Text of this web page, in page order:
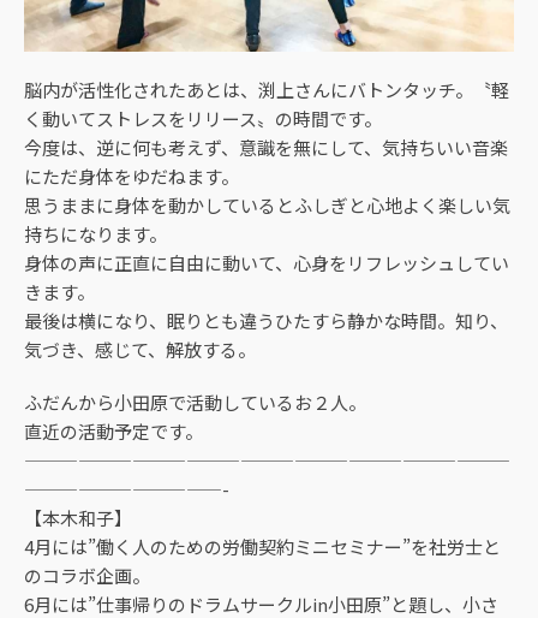
脳内が活性化されたあとは、渕上さんにバトンタッチ。〝軽
く動いてストレスをリリース〟の時間です。
今度は、逆に何も考えず、意識を無にして、気持ちいい音楽
にただ身体をゆだねます。
思うままに身体を動かしているとふしぎと心地よく楽しい気
持ちになります。
身体の声に正直に自由に動いて、心身をリフレッシュしてい
きます。
最後は横になり、眠りとも違うひたすら静かな時間。知り、
気づき、感じて、解放する。
ふだんから小田原で活動しているお２人。
直近の活動予定です。
———————————————————————————
———————————-
【本木和子】
4月には”働く人のための労働契約ミニセミナー”を社労士と
のコラボ企画。
6月には”仕事帰りのドラムサークルin小田原”と題し、小さ